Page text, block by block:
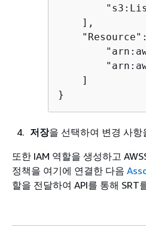
    ],
    ]
}
저장을 선택하여 변경 사항
또한 IAM 역할을 생성하고
정책을 여기에 연결한 다음
할을 전달하여 API를 통해 SRT